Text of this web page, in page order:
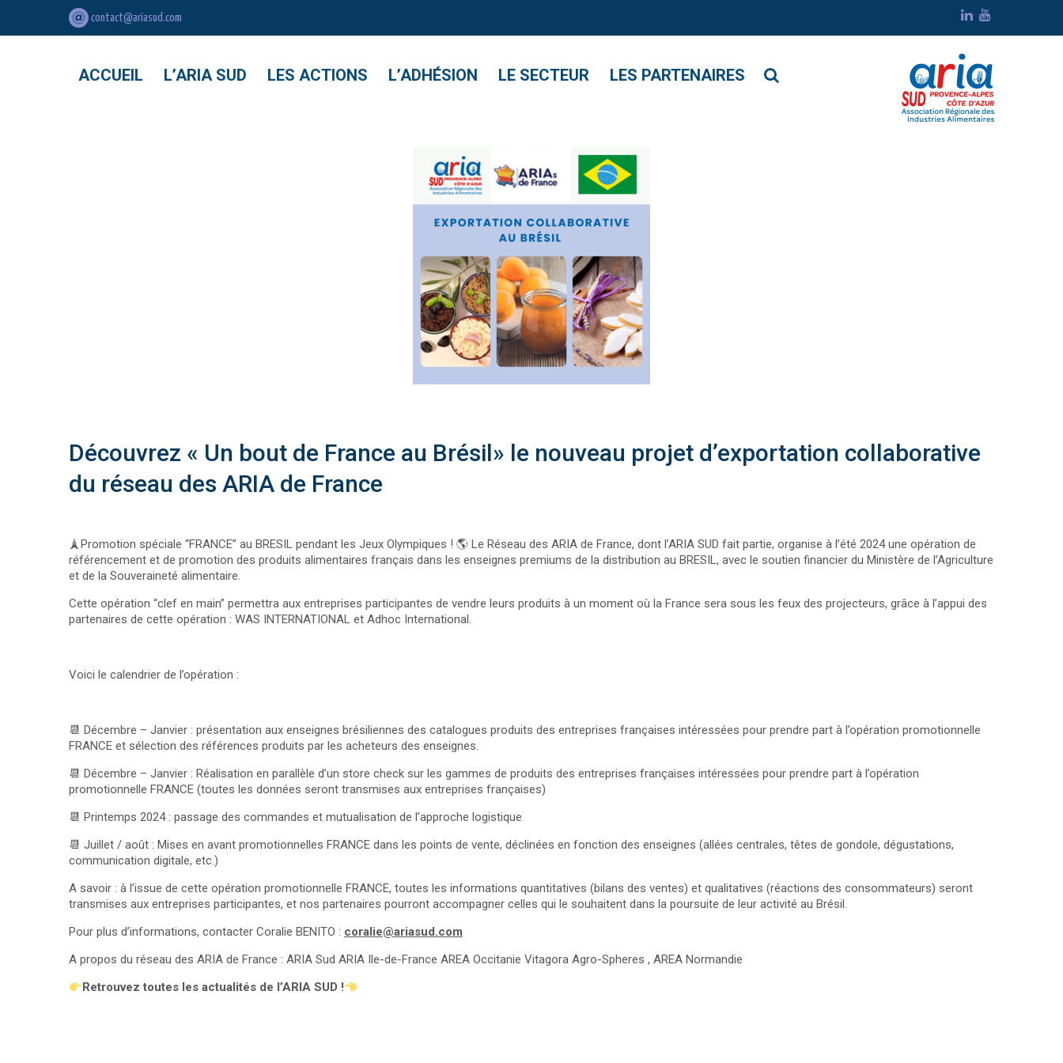
contact@ariasud.com
ACCUEIL L’ARIA SUD LES ACTIONS L’ADHÉSION LE SECTEUR LES PARTENAIRES
4 décembre 2023
Découvrez « Un bout de France au Brésil» le nouveau projet d’exportation collaborative
du réseau des ARIA de France
🗼Promotion spéciale “FRANCE” au BRESIL pendant les Jeux Olympiques ! 🌎 Le Réseau des ARIA de France, dont l’ARIA SUD fait partie, organise à l’été 2024 une opération de
référencement et de promotion des produits alimentaires français dans les enseignes premiums de la distribution au BRESIL, avec le soutien financier du Ministère de l’Agriculture
et de la Souveraineté alimentaire.
Cette opération “clef en main” permettra aux entreprises participantes de vendre leurs produits à un moment où la France sera sous les feux des projecteurs, grâce à l’appui des
partenaires de cette opération : WAS INTERNATIONAL et Adhoc International.
Voici le calendrier de l’opération :
📆 Décembre – Janvier : présentation aux enseignes brésiliennes des catalogues produits des entreprises françaises intéressées pour prendre part à l’opération promotionnelle
FRANCE et sélection des références produits par les acheteurs des enseignes.
📆 Décembre – Janvier : Réalisation en parallèle d’un store check sur les gammes de produits des entreprises françaises intéressées pour prendre part à l’opération
promotionnelle FRANCE (toutes les données seront transmises aux entreprises françaises)
📆 Printemps 2024 : passage des commandes et mutualisation de l’approche logistique
📆 Juillet / août : Mises en avant promotionnelles FRANCE dans les points de vente, déclinées en fonction des enseignes (allées centrales, têtes de gondole, dégustations,
communication digitale, etc.)
A savoir : à l’issue de cette opération promotionnelle FRANCE, toutes les informations quantitatives (bilans des ventes) et qualitatives (réactions des consommateurs) seront
transmises aux entreprises participantes, et nos partenaires pourront accompagner celles qui le souhaitent dans la poursuite de leur activité au Brésil.
Pour plus d’informations, contacter Coralie BENITO : coralie@ariasud.com
A propos du réseau des ARIA de France : ARIA Sud ARIA Ile-de-France AREA Occitanie Vitagora Agro-Spheres , AREA Normandie
Retrouvez toutes les actualités de l’ARIA SUD !